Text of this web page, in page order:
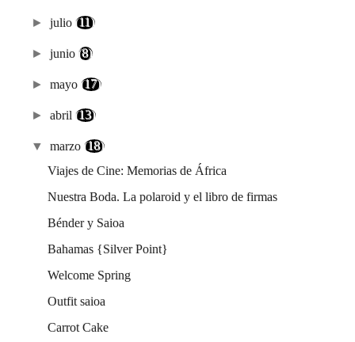
►julio(11)
►junio(8)
►mayo (17)
►abril (13)
▼marzo (18)
Viajes de Cine: Memorias de África
Nuestra Boda. La polaroid y el libro de firmas
Bénder y Saioa
Bahamas {Silver Point}
Welcome Spring
Outfit saioa
Carrot Cake